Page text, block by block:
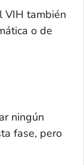
VIH también
o de
ningún
fase, pero